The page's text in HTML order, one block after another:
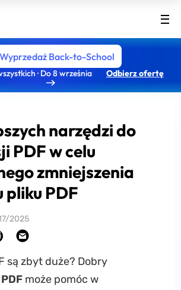
Wyprzedaż Back-to-School
· Do 8 września Odbierz ofertę
narzędzi do
PDF w celu
zmniejszenia
pliku PDF
2025
są zbyt duże? Dobry
może pomóc w